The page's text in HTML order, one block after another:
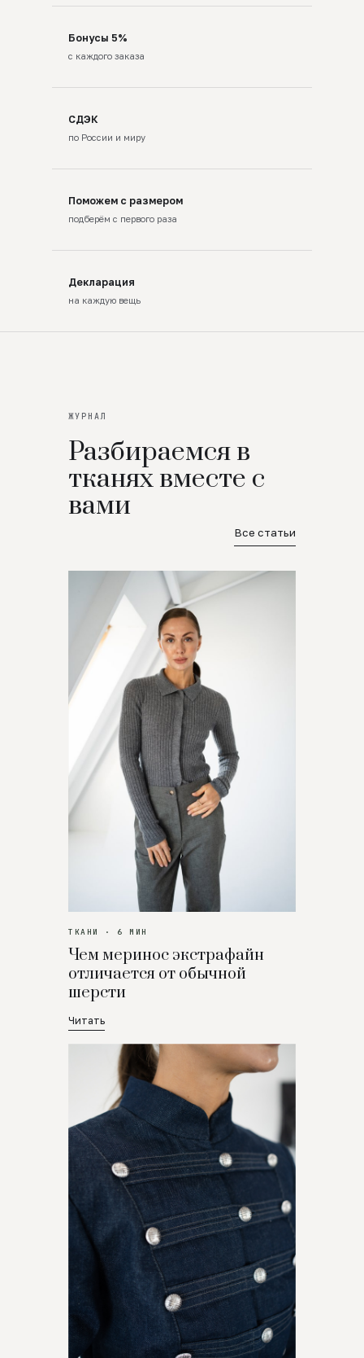
Бонусы 5%
с каждого заказа
СДЭК
по России и миру
Поможем с размером
подберём с первого раза
Декларация
на каждую вещь
ЖУРНАЛ
Разбираемся в
тканях вместе с
вами
Все статьи
ТКАНИ · 6 МИН
Чем меринос экстрафайн
отличается от обычной
шерсти
Читать